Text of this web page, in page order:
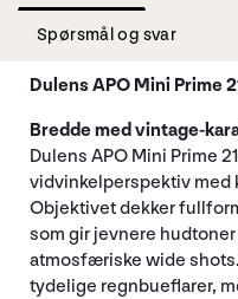
Spørsmål og svar
Dulens APO Mini Prime
Bredde med vintage-
Dulens APO Mini Prime
vidvinkelperspektiv med
Objektivet dekker
som gir jevnere
atmosfæriske wide
tydelige regnbueflarer,